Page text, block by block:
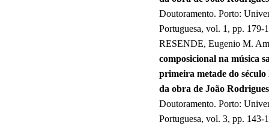
Doutoramento. Porto:
Portuguesa, vol. 1, pp. 179-
RESENDE, Eugenio M.
composicional na música
primeira metade do
da obra de João
Doutoramento. Porto:
Portuguesa, vol. 3, pp. 143-